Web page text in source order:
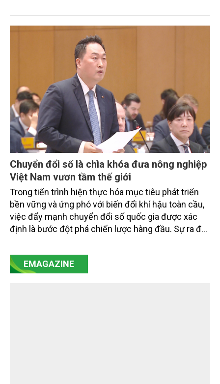
trình thu hút sự tham gia của đông đảo đại biểu đến
từ các cơ quan quản lý nhà nước, đơn vị nghiên cứu,
doanh nghiệp, hợp tác xã và nông dân đang trực
tiếp triển khai mô hình sản xuất lúa phát thải thấp.
Chuyển đổi số là chìa khóa đưa nông nghiệp
Việt Nam vươn tầm thế giới
Trong tiến trình hiện thực hóa mục tiêu phát triển
bền vững và ứng phó với biến đổi khí hậu toàn cầu,
việc đẩy mạnh chuyển đổi số quốc gia được xác
định là bước đột phá chiến lược hàng đầu. Sự ra đời
mạnh mẽ, thúc đẩy quá trình cải cách toàn diện,
minh bạch hóa chuỗi cung ứng và nâng cao hiệu
EMAGAZINE